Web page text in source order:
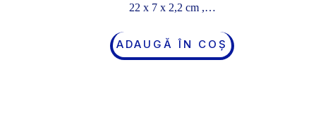
22 x 7 x 2,2 cm ,…
ADAUGĂ ÎN COȘ